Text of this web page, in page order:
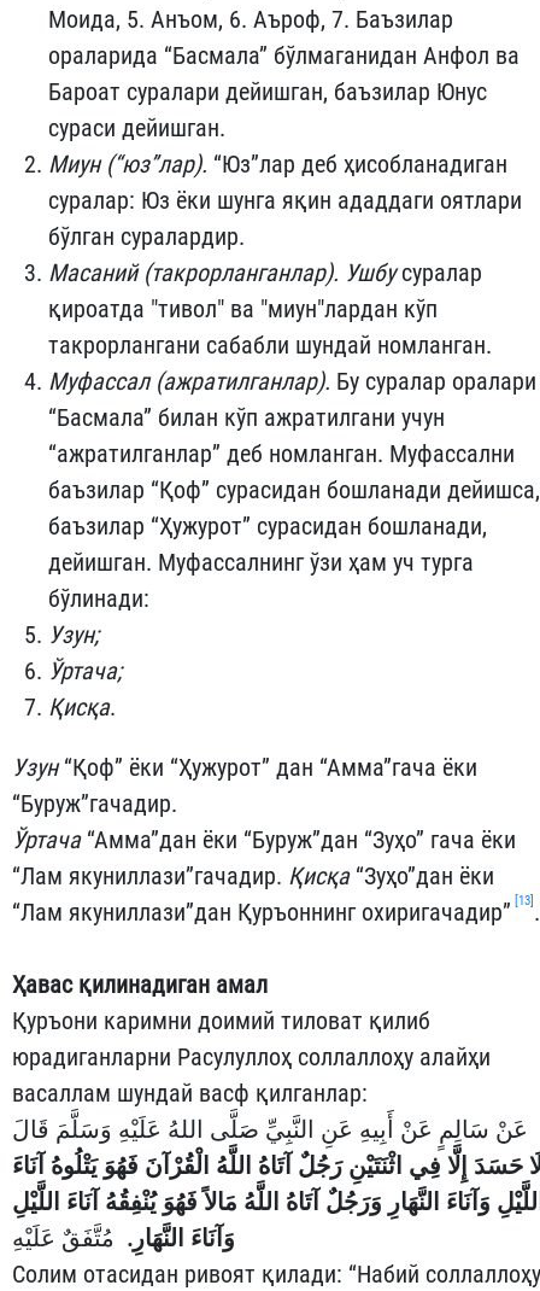
Моида, 5. Анъом, 6. Аъроф, 7. Баъзилар
ораларида “Басмала” бўлмаганидан Анфол ва
Бароат суралари дейишган, баъзилар Юнус
сураси дейишган.
Миун (“юз”лар). “Юз”лар деб ҳисобланадиган
суралар: Юз ёки шунга яқин ададдаги оятлари
бўлган суралардир.
Масаний (такрорланганлар). Ушбусуралар
қироатда "тивол" ва "миун"лардан кўп
такрорлангани сабабли шундай номланган.
Муфассал (ажратилганлар). Бу суралар оралари
“Басмала” билан кўп ажратилгани учун
“ажратилганлар” деб номланган. Муфассални
баъзилар “Қоф” сурасидан бошланади дейишса,
баъзилар “Ҳужурот” сурасидан бошланади,
дейишган. Муфассалнинг ўзи ҳам уч турга
бўлинади:
Узун;
Ўртача;
Қисқа.
Узун“Қоф” ёки “Ҳужурот” дан “Амма”гача ёки
“Буруж”гачадир.
Ўртача“Амма”дан ёки “Буруж”дан “Зуҳо” гача ёки
“Лам якуниллази”гачадир. Қисқа“Зуҳо”дан ёки
“Лам якуниллази”дан Қуръоннинг охиригачадир” [13] .
Ҳавас қилинадиган амал
Қуръони каримни доимий тиловат қилиб
юрадиганларни Расулуллоҳ соллаллоҳу алайҳи
васаллам шундай васф қилганлар:
عَنْ سَالِمٍ عَنْ أَبِيهِ عَنِ النَّبِيِّ صَلَّى اللهُ عَلَيْهِ وَسَلَّمَ قَالَ
حَسَدَ إِلَّا فِي اثْنَتَيْنِ رَجُلٌ آتَاهُ اللَّهُ الْقُرْآنَ فَهُوَ يَتْلُوهُ آنَاءَ
وَآنَاءَ النَّهَارِ وَرَجُلٌ آتَاهُ اللَّهُ مَالاً فَهُوَ يُنْفِقُهُ آنَاءَ اللَّيْلِ
وَآنَاءَ النَّهَارِ. مُتَّفَقٌ عَلَيْهِ
Солим отасидан ривоят қилади: “Набий соллаллоҳу